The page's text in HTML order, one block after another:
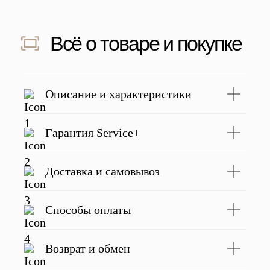
Описание и характеристики
Гарантия Service+
Доставка и самовывоз
Способы оплаты
Возврат и обмен
Напишите отзыв о нас в соц. сетях
и получите скидку 500 руб на заказ
С этим товаром покупают